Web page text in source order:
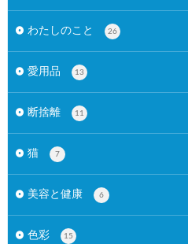
わたしのこと 26
愛用品 13
断捨離 11
猫 7
美容と健康 6
色彩 15